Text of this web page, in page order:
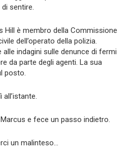
sentire.
Hill è membro della Commissione
dell’operato della polizia.
indagini sulle denunce di fermi
da parte degli agenti. La sua
posto.
e fece un passo indietro.
un malinteso…